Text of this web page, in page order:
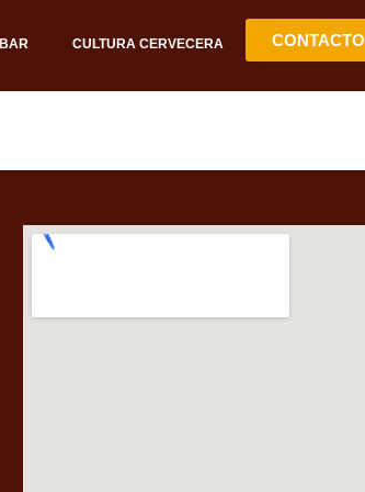
CULTURA CERVECERA CONTACTO